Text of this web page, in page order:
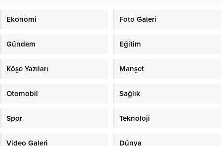
Ekonomi Foto Galeri
Gündem Eğitim
Köşe Yazıları Manşet
Otomobil Sağlık
Spor Teknoloji
Video Galeri Dünya